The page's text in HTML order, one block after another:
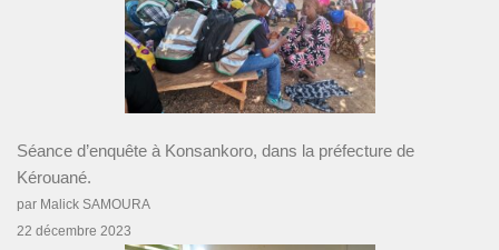
Séance d’enquête à Konsankoro, dans la préfecture de
Kérouané.
par Malick SAMOURA
22 décembre 2023